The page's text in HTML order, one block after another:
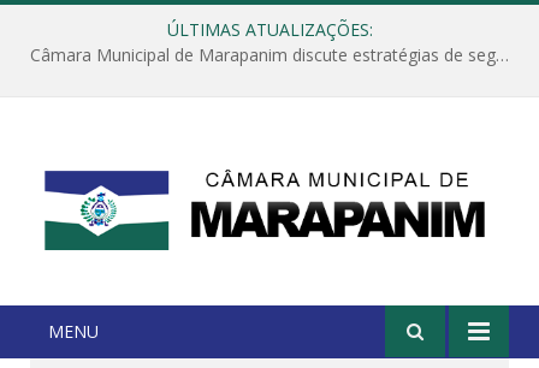
ÚLTIMAS ATUALIZAÇÕES:
Câmara Municipal de Marapanim discute estratégias de segurança com autoridades e poder executivo
MENU